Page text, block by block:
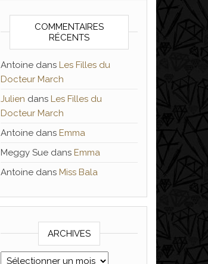
COMMENTAIRES
RÉCENTS
Antoinedans Les Filles du
Docteur March
Julien dans Les Filles du
Docteur March
Antoinedans Emma
Meggy Suedans Emma
Antoinedans Miss Bala
ARCHIVES
Archives